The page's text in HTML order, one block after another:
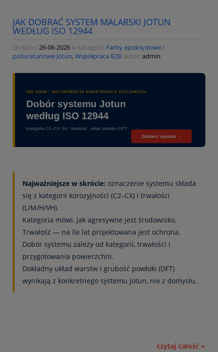
JAK DOBRAĆ SYSTEM MALARSKI JOTUN
WEDŁUG ISO 12944
Dodano: 26-06-2026w kategorii: Farby epoksydowe i
poliuretanowe Jotun, Współpraca B2B autor: admin
Najważniejsze w skrócie: oznaczenie systemu składa
się z kategorii korozyjności (C2–CX) i trwałości
(L/M/H/VH).
Kategoria mówi, jak agresywne jest środowisko.
Trwałość — na ile lat projektowana jest ochrona.
Dobór systemu zależy od kategorii, trwałości i
przygotowania powierzchni.
Dokładny układ warstw i grubość powłoki (DFT)
wynikają z konkretnego systemu Jotun, nie z domysłu.
czytaj całość »